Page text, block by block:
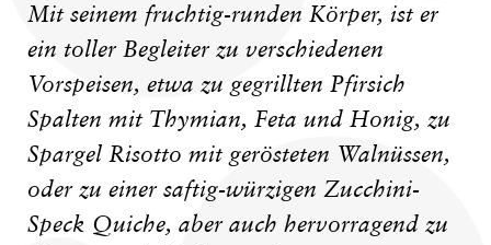
Mit seinem fruchtig-runden Körper, ist er
ein toller Begleiter zu verschiedenen
Vorspeisen, etwa zu gegrillten Pfirsich
Spalten mit Thymian, Feta und Honig, zu
Spargel Risotto mit gerösteten Walnüssen,
oder zu einer saftig-würzigen Zucchini-
Speck Quiche, aber auch hervorragend zu